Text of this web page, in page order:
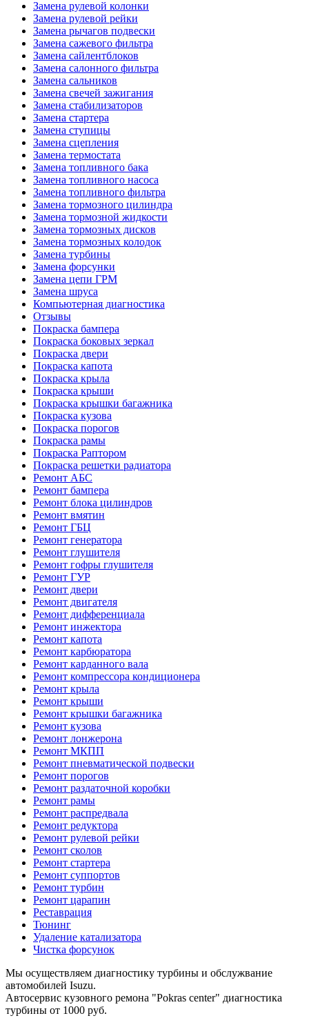
Замена рулевой колонки
Замена рулевой рейки
Замена рычагов подвески
Замена сажевого фильтра
Замена сайлентблоков
Замена салонного фильтра
Замена сальников
Замена свечей зажигания
Замена стабилизаторов
Замена стартера
Замена ступицы
Замена сцепления
Замена термостата
Замена топливного бака
Замена топливного насоса
Замена топливного фильтра
Замена тормозного цилиндра
Замена тормозной жидкости
Замена тормозных дисков
Замена тормозных колодок
Замена турбины
Замена форсунки
Замена цепи ГРМ
Замена шруса
Компьютерная диагностика
Отзывы
Покраска бампера
Покраска боковых зеркал
Покраска двери
Покраска капота
Покраска крыла
Покраска крыши
Покраска крышки багажника
Покраска кузова
Покраска порогов
Покраска рамы
Покраска Раптором
Покраска решетки радиатора
Ремонт АБС
Ремонт бампера
Ремонт блока цилиндров
Ремонт вмятин
Ремонт ГБЦ
Ремонт генератора
Ремонт глушителя
Ремонт гофры глушителя
Ремонт ГУР
Ремонт двери
Ремонт двигателя
Ремонт дифференциала
Ремонт инжектора
Ремонт капота
Ремонт карбюратора
Ремонт карданного вала
Ремонт компрессора кондиционера
Ремонт крыла
Ремонт крыши
Ремонт крышки багажника
Ремонт кузова
Ремонт лонжерона
Ремонт МКПП
Ремонт пневматической подвески
Ремонт порогов
Ремонт раздаточной коробки
Ремонт рамы
Ремонт распредвала
Ремонт редуктора
Ремонт рулевой рейки
Ремонт сколов
Ремонт стартера
Ремонт суппортов
Ремонт турбин
Ремонт царапин
Реставрация
Тюнинг
Удаление катализатора
Чистка форсунок
Мы осуществляем диагностику турбины и обслужвание
автомобилей Isuzu.
Автосервис кузовного ремона "Pokras center" диагностика
турбины от 1000 руб.